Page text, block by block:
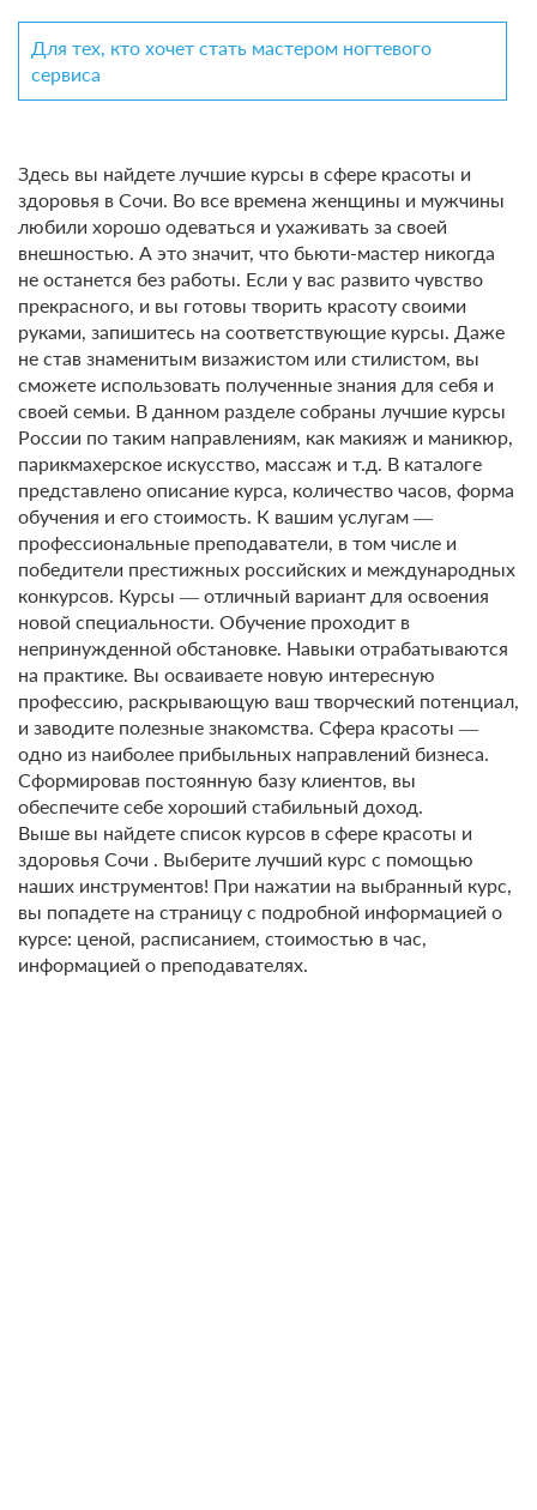
Для тех, кто хочет стать мастером ногтевого
сервиса
Здесь вы найдете лучшие курсы в сфере красоты и
здоровья в Сочи. Во все времена женщины и мужчины
любили хорошо одеваться и ухаживать за своей
внешностью. А это значит, что бьюти-мастер никогда
не останется без работы. Если у вас развито чувство
прекрасного, и вы готовы творить красоту своими
руками, запишитесь на соответствующие курсы. Даже
не став знаменитым визажистом или стилистом, вы
сможете использовать полученные знания для себя и
своей семьи. В данном разделе собраны лучшие курсы
России по таким направлениям, как макияж и маникюр,
парикмахерское искусство, массаж и т.д. В каталоге
представлено описание курса, количество часов, форма
обучения и его стоимость. К вашим услугам ―
профессиональные преподаватели, в том числе и
победители престижных российских и международных
конкурсов. Курсы ― отличный вариант для освоения
новой специальности. Обучение проходит в
непринужденной обстановке. Навыки отрабатываются
на практике. Вы осваиваете новую интересную
профессию, раскрывающую ваш творческий потенциал,
и заводите полезные знакомства. Сфера красоты ―
одно из наиболее прибыльных направлений бизнеса.
Сформировав постоянную базу клиентов, вы
обеспечите себе хороший стабильный доход.
Выше вы найдете список курсов в сфере красоты и
здоровья Сочи . Выберите лучший курс с помощью
наших инструментов! При нажатии на выбранный курс,
вы попадете на страницу с подробной информацией о
курсе: ценой, расписанием, стоимостью в час,
информацией о преподавателях.